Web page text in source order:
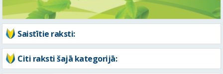
Saistītie raksti:
Citi raksti šajā kategorijā: